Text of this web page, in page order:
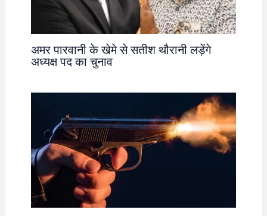
अमर पारवानी के खेमे से सतीश थौरानी लड़ेंगे
अध्यक्ष पद का चुनाव